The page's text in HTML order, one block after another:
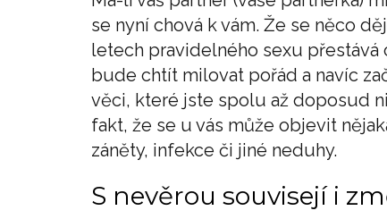
se nyní chová k vám. Že se něco
letech pravidelného sexu
bude chtít milovat pořád a navíc
věci, které jste spolu až doposud
fakt, že se u vás může objevit
záněty, infekce či jiné neduhy.
S nevěrou souvisejí i